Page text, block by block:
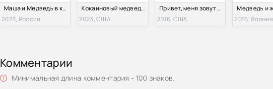
Маша и Медведь в кино: Скажите «Ой!» (2023)
2023, Россия
Кокаиновый медведь (2023)
2023, США
Привет, меня зовут Фрэнк (2014)
2016, США
2016, Япония
Комментарии
Минимальная длина комментария - 100 знаков.